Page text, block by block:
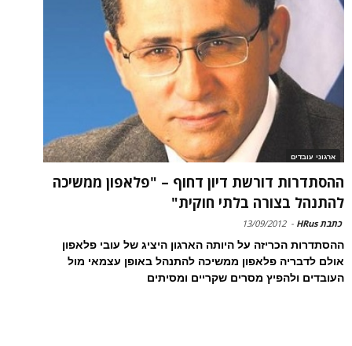
ארגוני עובדים
ההסתדרות דורשת דיון דחוף – "פלאפון ממשיכה
להתנהל בצורה בלתי חוקית"
כתבת HRus -
13/09/2012
ההסתדרות הכריזה על היותה הארגון היציג של עובי פלאפון
אולם לדבריה פלאפון ממשיכה להתנהל באופן עצמאי מול
העובדים ולהפיץ מסרים שקריים ומסיתים